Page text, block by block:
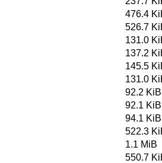
476.4
526.7
131.0
137.2
145.5
131.0
92.2 KiB
92.1 KiB
94.1 KiB
522.3
1.1 MiB
550.7